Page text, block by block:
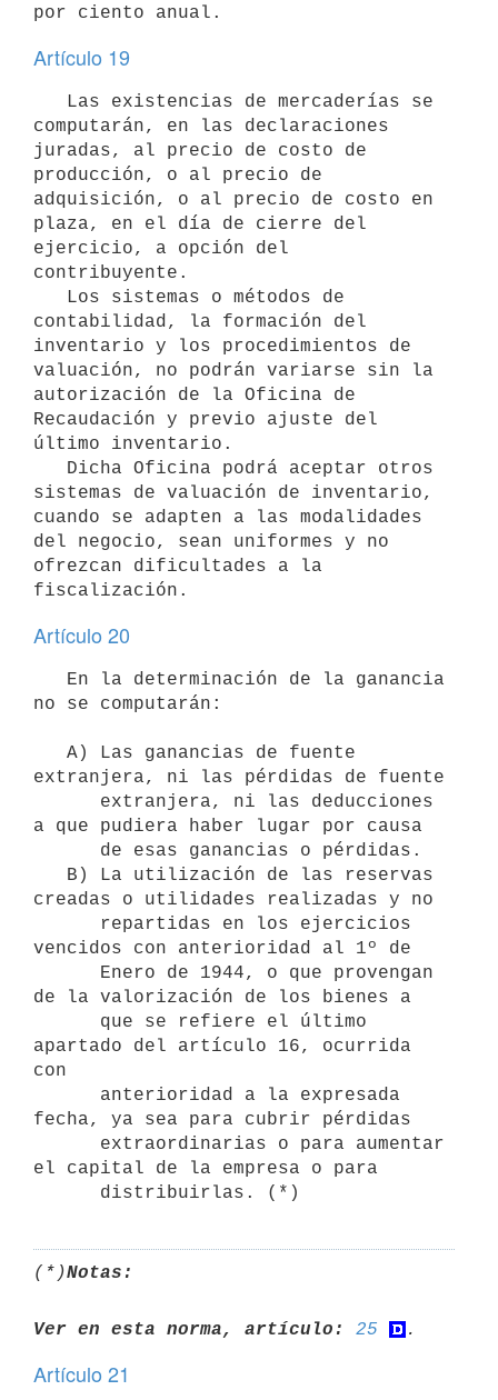
Artículo 19
computarán, en las declaraciones
juradas, al precio de costo de
producción, o al precio de
adquisición, o al precio de costo en
plaza, en el día de cierre del
ejercicio, a opción del
contribuyente.
contabilidad, la formación del
inventario y los procedimientos de
valuación, no podrán variarse sin la
autorización de la Oficina de
Recaudación y previo ajuste del
último inventario.
sistemas de valuación de inventario,
cuando se adapten a las modalidades
del negocio, sean uniformes y no
ofrezcan dificultades a la
Artículo 20
no se computarán:
extranjera, ni las pérdidas de fuente
a que pudiera haber lugar por causa
creadas o utilidades realizadas y no
vencidos con anterioridad al 1º de
de la valorización de los bienes a
apartado del artículo 16, ocurrida
con
fecha, ya sea para cubrir pérdidas
el capital de la empresa o para
      distribuirlas. (*)
(*)Notas:
Ver en esta norma, artículo: 25
Artículo 21